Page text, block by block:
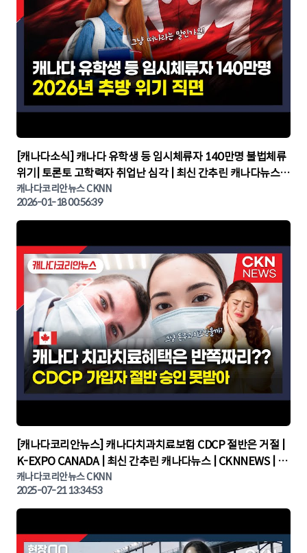
▶
[캐나다소식] 캐나다 유학생 등 임시체류자 140만명 불법체류
위기| 토론토 고학력자 취업난 심각 | 최신 간추린 캐나다뉴스 |
CKNNEWS, 캐나다코리안뉴스
캐나다코리안뉴스 CKNN
2026-01-18 00:56:39
▶
[캐나다코리안뉴스] 캐나다치과치료보험 CDCP 절반은 거절 |
K-EXPO CANADA | 최신 간추린 캐나다뉴스 | CKNNEWS | 캐
나다뉴스 | 토론토뉴스
캐나다코리안뉴스 CKNN
2025-07-21 13:34:53